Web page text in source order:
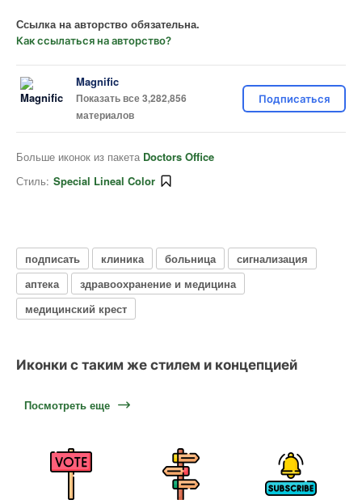
Ссылка на авторство обязательна.
Как ссылаться на авторство?
Magnific
Показать все 3,282,856
материалов
Подписаться
Больше иконок из пакета Doctors Office
Стиль: Special Lineal Color
подписать клиника больница
сигнализация
аптека
здравоохранение и медицина
медицинский крест
Иконки с таким же стилем и концепцией
Посмотреть еще